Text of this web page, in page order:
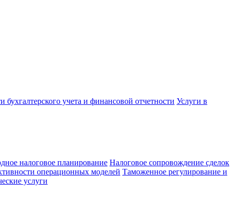
бухгалтерского учета и финансовой отчетности Услуги в
налоговое планирование Налоговое сопровождение сделок
операционных моделей Таможенное регулирование и
услуги